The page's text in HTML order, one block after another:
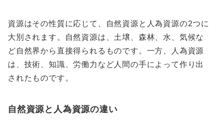
資源はその性質に応じて、自然資源と人為資源の2つに
大別されます。自然資源は、土壌、森林、水、気候な
ど自然界から直接得られるものです。一方、人為資源
は、技術、知識、労働力など人間の手によって作り出
されたものです。
自然資源と人為資源の違い